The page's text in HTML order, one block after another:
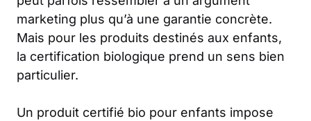
marketing plus qu’à une garantie concrète.
Mais pour les produits destinés aux enfants,
la certification biologique prend un sens bien
particulier.
Un produit certifié bio pour enfants impose